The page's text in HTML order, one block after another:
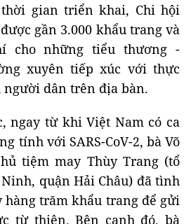
gian triển khai, Chi hội
gần 3.000 khẩu trang và
cho những tiểu thương -
xuyên tiếp xúc với thực
dân trên địa bàn.
ngay từ khi Việt Nam có ca
tính với SARS-CoV-2, bà Võ
tiệm may Thùy Trang (tổ
quận Hải Châu) đã tình
hàng trăm khẩu trang để gửi
từ thiện. Bên cạnh đó, bà